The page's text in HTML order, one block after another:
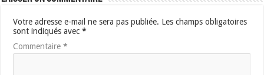
Votre adresse e-mail ne sera pas publiée. Les champs obligatoires
sont indiqués avec*
Commentaire*